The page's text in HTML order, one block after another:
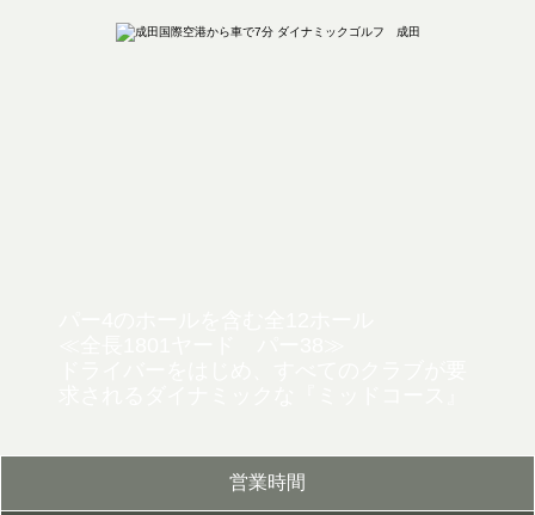
営業時間